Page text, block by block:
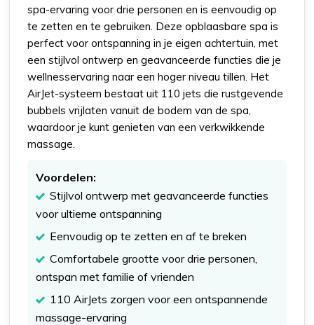
spa-ervaring voor drie personen en is eenvoudig op
te zetten en te gebruiken. Deze opblaasbare spa is
perfect voor ontspanning in je eigen achtertuin, met
een stijlvol ontwerp en geavanceerde functies die je
wellnesservaring naar een hoger niveau tillen. Het
AirJet-systeem bestaat uit 110 jets die rustgevende
bubbels vrijlaten vanuit de bodem van de spa,
waardoor je kunt genieten van een verkwikkende
massage.
Voordelen:
Stijlvol ontwerp met geavanceerde functies
voor ultieme ontspanning
Eenvoudig op te zetten en af te breken
Comfortabele grootte voor drie personen,
ontspan met familie of vrienden
110 AirJets zorgen voor een ontspannende
massage-ervaring